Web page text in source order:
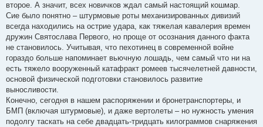
второе. А значит, всех новичков ждал самый настоящий кошмар.
Сие было понятно – штурмовые роты механизированных дивизий
всегда находились на острие удара, как тяжелая кавалерия времен
дружин Святослава Первого, но проще от осознания данного факта
не становилось. Учитывая, что пехотинец в современной войне
гораздо больше напоминает вьючную лошадь, чем самый что ни на
есть тяжело вооруженный катафракт ромеев тысячелетней давности,
основой физической подготовки становилось развитие
выносливости.
Конечно, сегодня в нашем распоряжении и бронетранспортеры, и
БМП (включая штурмовые), и даже вертолеты – но нужность умения
подолгу таскать на себе двадцать-тридцать килограммов снаряжения